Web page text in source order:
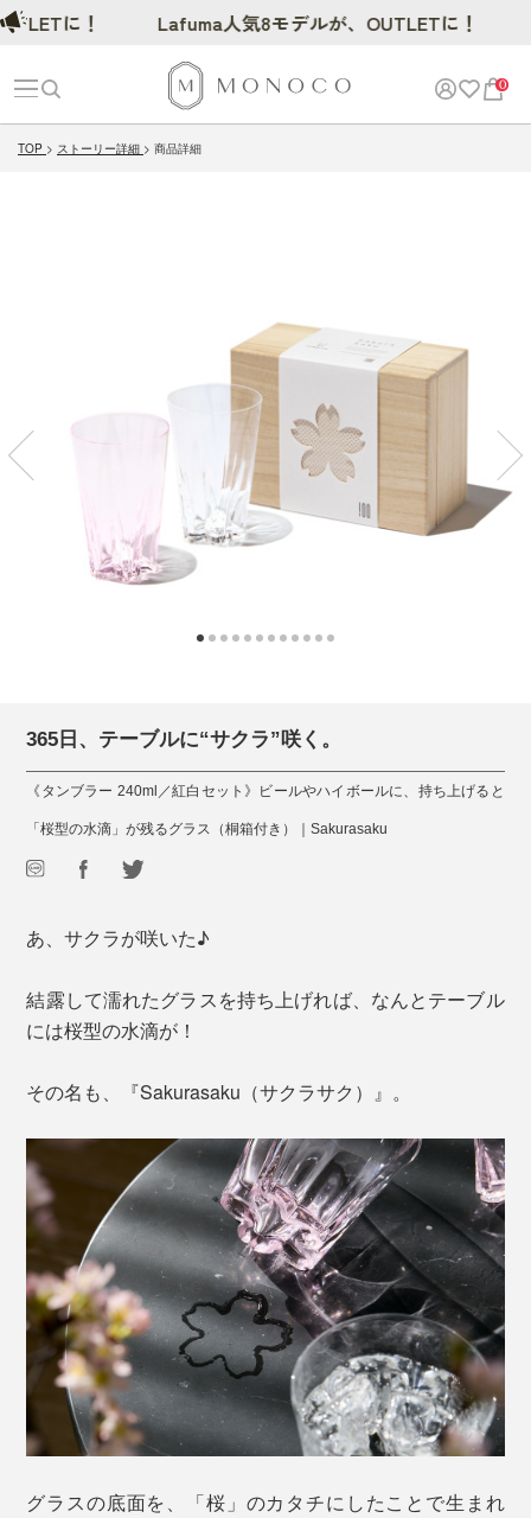
0
TOP ストーリー詳細 商品詳細
365日、テーブルに“サクラ”咲く。
《タンブラー 240ml／紅白セット》ビールやハイボールに、持ち上げると
「桜型の水滴」が残るグラス（桐箱付き）｜Sakurasaku
あ、サクラが咲いた♪
結露して濡れたグラスを持ち上げれば、なんとテーブル
には桜型の水滴が！
その名も、『Sakurasaku（サクラサク）』。
グラスの底面を、「桜」のカタチにしたことで生まれ
に！ Lafuma人気8モデルが、OUTLETに！